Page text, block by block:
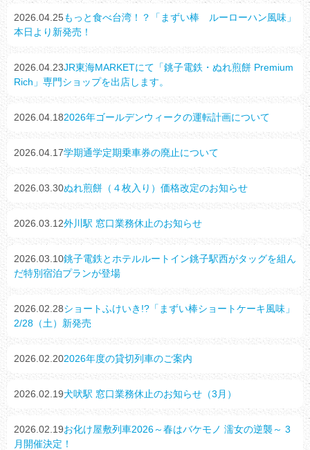
2026.04.25もっと食べ台湾！？「まずい棒 ルーローハン風味」
本日より新発売！
2026.04.23JR東海MARKETにて「銚子電鉄・ぬれ煎餅 Premium
Rich」専門ショップを出店します。
2026.04.182026年ゴールデンウィークの運転計画について
2026.04.17学期通学定期乗車券の廃止について
2026.03.30ぬれ煎餅（４枚入り）価格改定のお知らせ
2026.03.12外川駅 窓口業務休止のお知らせ
2026.03.10銚子電鉄とホテルルートイン銚子駅西がタッグを組ん
だ特別宿泊プランが登場
2026.02.28ショートふけいき!?「まずい棒ショートケーキ風味」
2/28（土）新発売
2026.02.202026年度の貸切列車のご案内
2026.02.19犬吠駅 窓口業務休止のお知らせ（3月）
2026.02.19お化け屋敷列車2026～春はバケモノ 濡女の逆襲～ 3
月開催決定！